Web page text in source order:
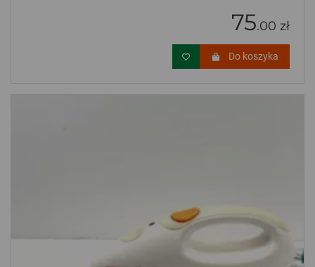
75.00 zł
Do koszyka